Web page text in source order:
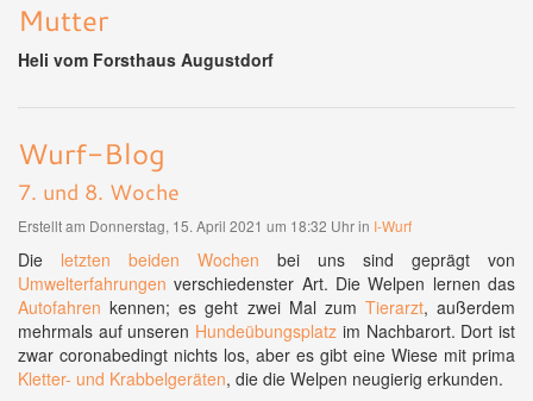
Mutter
Heli vom Forsthaus Augustdorf
Wurf-Blog
7. und 8. Woche
Erstellt am Donnerstag, 15. April 2021 um 18:32 Uhr in I-Wurf
Die letzten beiden Wochen bei uns sind geprägt von
Umwelterfahrungen verschiedenster Art. Die Welpen lernen das
Autofahren kennen; es geht zwei Mal zum Tierarzt, außerdem
mehrmals auf unseren Hundeübungsplatz im Nachbarort. Dort ist
zwar coronabedingt nichts los, aber es gibt eine Wiese mit prima
Kletter- und Krabbelgeräten, die die Welpen neugierig erkunden.